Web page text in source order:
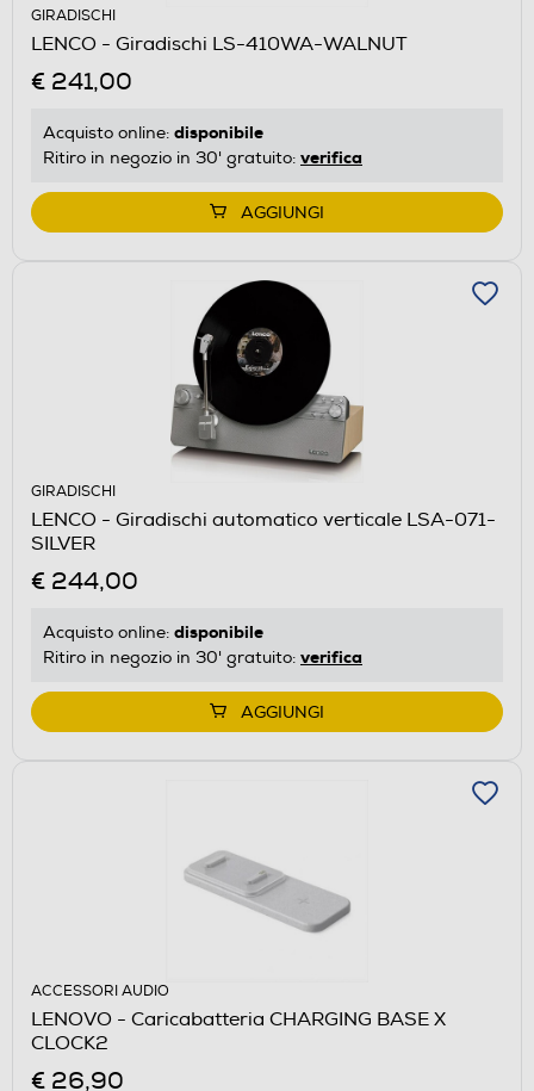
GIRADISCHI
LENCO - Giradischi LS-410WA-WALNUT
€ 241,00
Acquisto online: disponibile
Ritiro in negozio in 30' gratuito: verifica
AGGIUNGI
GIRADISCHI
LENCO - Giradischi automatico verticale LSA-071-
SILVER
€ 244,00
Acquisto online: disponibile
Ritiro in negozio in 30' gratuito: verifica
AGGIUNGI
ACCESSORI AUDIO
LENOVO - Caricabatteria CHARGING BASE X
CLOCK2
€ 26,90